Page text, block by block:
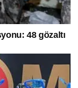
48 gözaltı